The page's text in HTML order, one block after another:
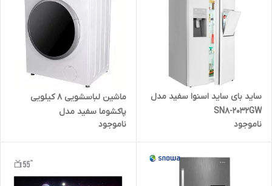
ساید بای ساید اسنوا سفید مدل
SN8-2032GW
ناموجود
ماشین لباسشویی 8 کیلویی
پاکشوما سفید مدل
UWF20800WT
ناموجود